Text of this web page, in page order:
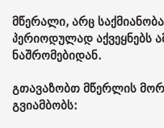
მწერალი, არც
პერიოდულად აქვეყნებს
ნაშრომებიდან.
გთავაზობთ მწერლის
გვიამბობს: